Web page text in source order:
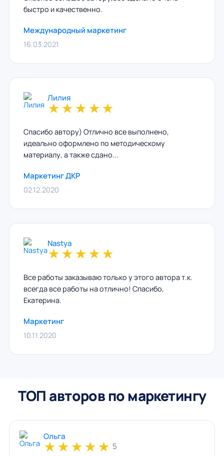
быстро и качественно.
Международный маркетинг
16.03.2021
Лилия
★★★★★
Спасибо автору) Отлично все выполнено,
идеально оформлено по методическому
материалу, а также сдано...
Маркетинг ДКР
02.12.2020
Nastya
★★★★★
Все работы заказываю только у этого автора т.к.
всегда все работы на отлично! Спасибо,
Екатерина.
Маркетинг
10.11.2020
ТОП авторов по маркетингу
Ольга
★★★★★ 5